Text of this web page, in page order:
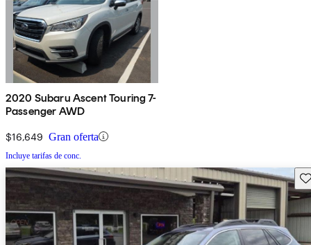
2020 Subaru Ascent Touring 7-
Passenger AWD
$16,649 Gran oferta
Incluye tarifas de conc.